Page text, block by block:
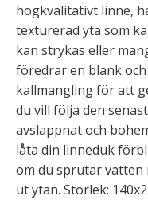
högkvalitativt linne,
texturerad yta som
kan strykas eller
föredrar en blank
kallmangling för att
du vill följa den
avslappnat och
låta din linneduk
om du sprutar vatten
ut ytan. Storlek: